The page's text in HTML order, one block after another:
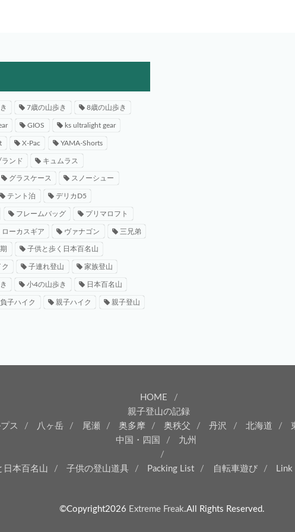
7歳の山歩き 8歳の山歩き
GIOS ks ultralight gear
X-Pac YAMA-Shorts
ランド キュムラス
グラスケース スノーシュー
テント泊 デリカD5
フレームバッグ プリマロフト
ローカスギア ヴァナゴン 三兄弟
子供と歩く日本百名山
子連れ登山 家族登山
小4の山歩き 日本百名山
子ハイク 親子ハイク 親子登山
HOME
親子登山の記録
ス 八ヶ岳 尾瀬 奥多摩 奥秩父 丹沢 北海道
中国・四国
九州
日本百名山 子供の登山道具 Packing List 自転車遊び Link
©Copyright2026 Extreme Freak.All Rights Reserved.